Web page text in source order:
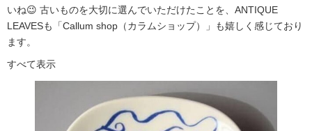
いね😉 古いものを大切に選んでいただけたことを、ANTIQUE
LEAVESも「Callum shop（カラムショップ）」も嬉しく感じており
ます。
すべて表示